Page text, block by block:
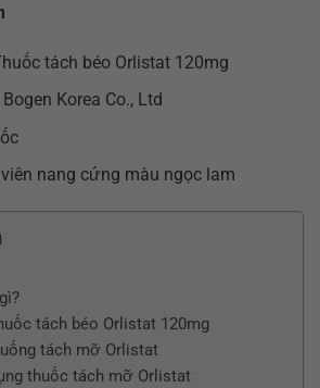
tách béo Orlistat 120mg
Korea Co., Ltd
nang cứng màu ngọc lam
tách béo Orlistat 120mg
tách mỡ Orlistat
thuốc tách mỡ Orlistat